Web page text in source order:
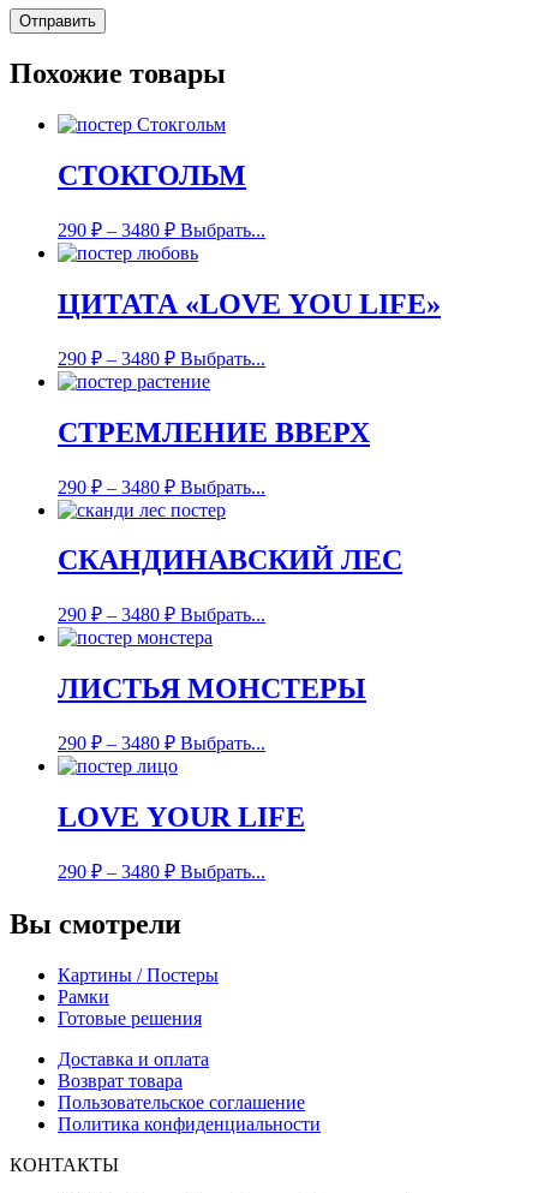
Похожие товары
СТОКГОЛЬМ
290 ₽ – 3480 ₽ Выбрать...
ЦИТАТА «LOVE YOU LIFE»
290 ₽ – 3480 ₽ Выбрать...
СТРЕМЛЕНИЕ ВВЕРХ
290 ₽ – 3480 ₽ Выбрать...
СКАНДИНАВСКИЙ ЛЕС
290 ₽ – 3480 ₽ Выбрать...
ЛИСТЬЯ МОНСТЕРЫ
290 ₽ – 3480 ₽ Выбрать...
LOVE YOUR LIFE
290 ₽ – 3480 ₽ Выбрать...
Вы смотрели
Картины / Постеры
Рамки
Готовые решения
Доставка и оплата
Возврат товара
Пользовательское соглашение
Политика конфиденциальности
КОНТАКТЫ